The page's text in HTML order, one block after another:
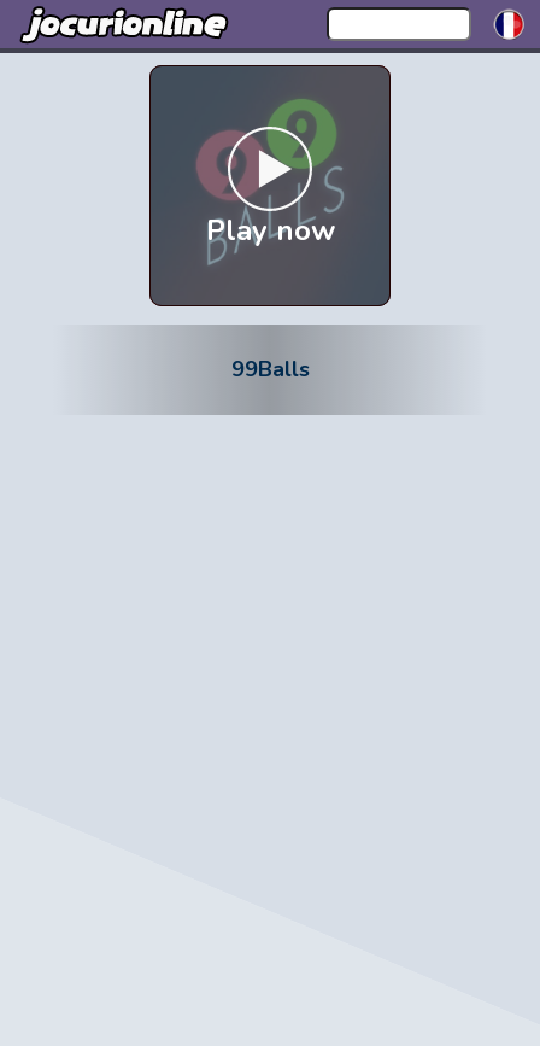
Play now
99Balls